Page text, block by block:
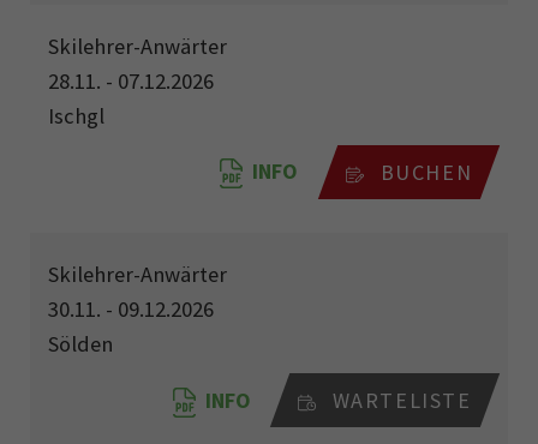
Skilehrer-Anwärter
28.11. - 07.12.2026
Ischgl
INFO BUCHEN
Skilehrer-Anwärter
30.11. - 09.12.2026
Sölden
INFO WARTELISTE